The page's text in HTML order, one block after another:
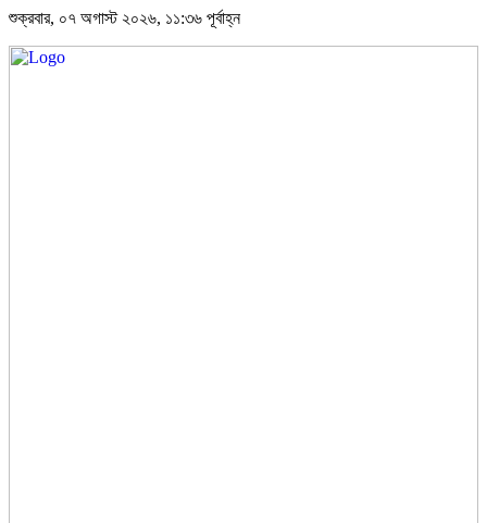
শুক্রবার, ০৭ অগাস্ট ২০২৬, ১১:৩৬ পূর্বাহ্ন